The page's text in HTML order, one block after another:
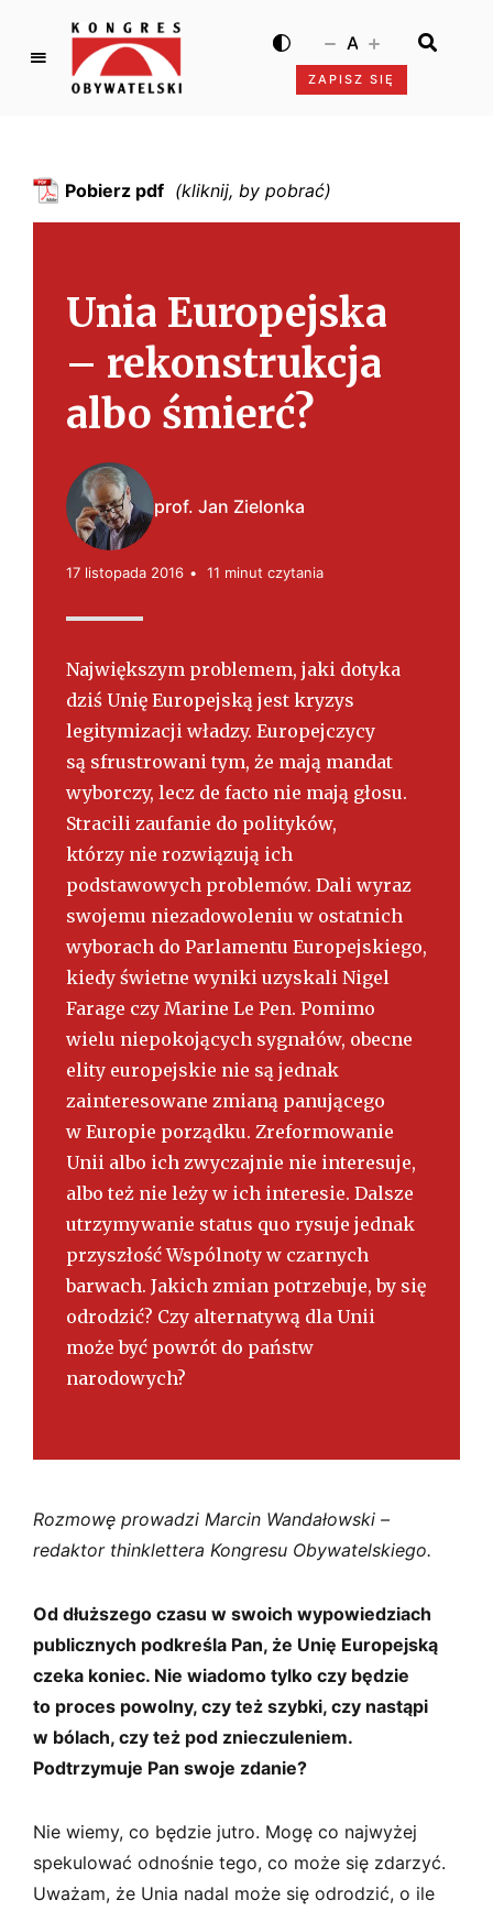
K
g
O
b
w
t
l
s
k
ZAPISZ SIĘ
A
Pobierz pdf
Unia Europejska
– rekonstrukcja
albo śmierć?
prof. Jan Zielonka
17 listopada 2016 11 minut czytania
Największym problemem, jaki dotyka
dziś Unię Europejską jest kryzys
legitymizacji władzy. Europejczycy
są sfrustrowani tym, że mają mandat
wyborczy, lecz de facto nie mają głosu.
Stracili zaufanie do polityków,
którzy nie rozwiązują ich
podstawowych problemów. Dali wyraz
swojemu niezadowoleniu w ostatnich
wyborach do Parlamentu Europejskiego,
kiedy świetne wyniki uzyskali Nigel
Farage czy Marine Le Pen. Pomimo
wielu niepokojących sygnałów, obecne
elity europejskie nie są jednak
zainteresowane zmianą panującego
w Europie porządku. Zreformowanie
Unii albo ich zwyczajnie nie interesuje,
albo też nie leży w ich interesie. Dalsze
utrzymywanie status quo rysuje jednak
przyszłość Wspólnoty w czarnych
barwach. Jakich zmian potrzebuje, by się
odrodzić? Czy alternatywą dla Unii
może być powrót do państw
narodowych?
Rozmowę prowadzi Marcin Wandałowski –
redaktor thinklettera Kongresu Obywatelskiego.
Od dłuższego czasu w swoich wypowiedziach
publicznych podkreśla Pan, że Unię Europejską
czeka koniec. Nie wiadomo tylko czy będzie
to proces powolny, czy też szybki, czy nastąpi
w bólach, czy też pod znieczuleniem.
Podtrzymuje Pan swoje zdanie?
Nie wiemy, co będzie jutro. Mogę co najwyżej
spekulować odnośnie tego, co może się zdarzyć.
Uważam, że Unia nadal może się odrodzić, o ile